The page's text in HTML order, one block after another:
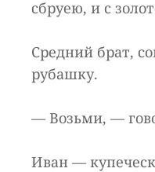
сбруею, и с
Средний брат,
рубашку.
— Возьми, —
Иван —